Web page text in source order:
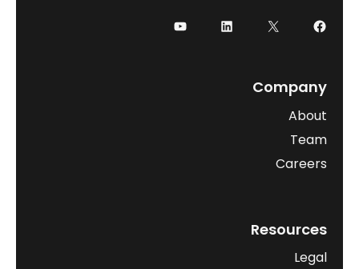
Company
About
Team
Careers
Resources
Legal